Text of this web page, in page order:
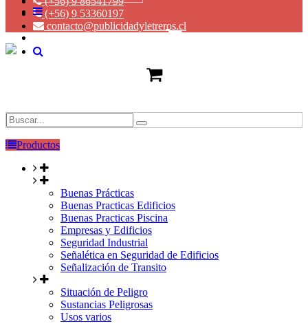
(+56) 9 53360197
contacto@publicidadyletreros.cl
Productos
Buenas Prácticas
Buenas Practicas Edificios
Buenas Practicas Piscina
Empresas y Edificios
Seguridad Industrial
Señalética en Seguridad de Edificios
Señalización de Transito
Situación de Peligro
Sustancias Peligrosas
Usos varios